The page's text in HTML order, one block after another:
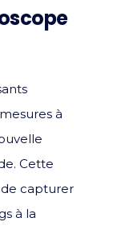
à
Cette
capturer
à la